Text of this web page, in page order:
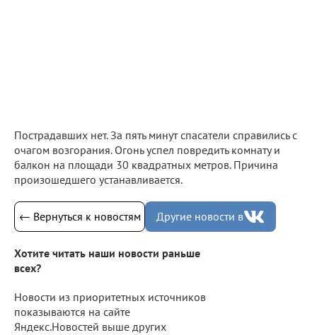
Пострадавших нет. За пять минут спасатели справились с
очагом возгорания. Огонь успел повредить комнату и
балкон на площади 30 квадратных метров. Причина
произошедшего устанавливается.
← Вернуться к новостям Другие новости в
Хотите читать наши новости раньше
всех?
Новости из приоритетных источников
показываются на сайте
Яндекс.Новостей выше других